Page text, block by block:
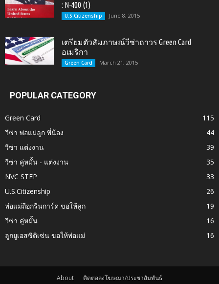
: N-400 (1)
U.S.Citizenship June 8, 2015
เตรียมตัวสัมภาษณ์วีซ่าถาวร Green Card
อเมริกา
Green Card March 21, 2015
POPULAR CATEGORY
Green Card
115
วีซ่า พ่อแม่ลูก พี่น้อง
44
วีซ่า แต่งงาน
39
วีซ่า คู่หมั้น - แต่งงาน
35
NVC STEP
33
U.S.Citizenship
26
พ่อแม่ถือกรีนการ์ด ขอให้ลูก
19
วีซ่า คู่หมั้น
16
ลูกยูเอสซิติเซ่น ขอให้พ่อแม่
16
About ติดต่อลงโฆษณา/ประชาสัมพันธ์